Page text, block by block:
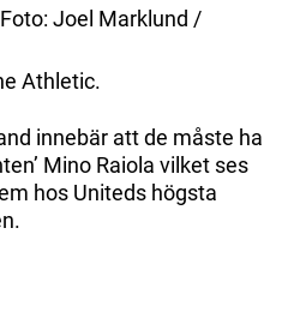
Joel Marklund /
Athletic.
innebär att de måste ha
Mino Raiola vilket ses
hos Uniteds högsta